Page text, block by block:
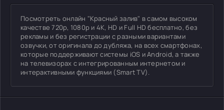
Посмотреть онлайн "Красный залив" в самом высоком
качестве 720p, 1080p и 4K, HD и Full HD бесплатно, без
рекламы и без регистрации с разными вариантами
озвучки, от оригинала до дубляжа, на всех смартфонах,
которые поддерживают системы iOS и Android, а также
на телевизорах с интегрированным интернетом и
интерактивными функциями (Smart TV).